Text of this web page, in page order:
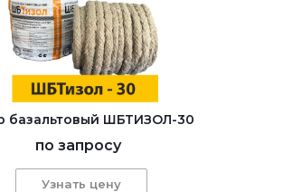
базальтовый ШБТИЗОЛ-30
по запросу
Узнать цену